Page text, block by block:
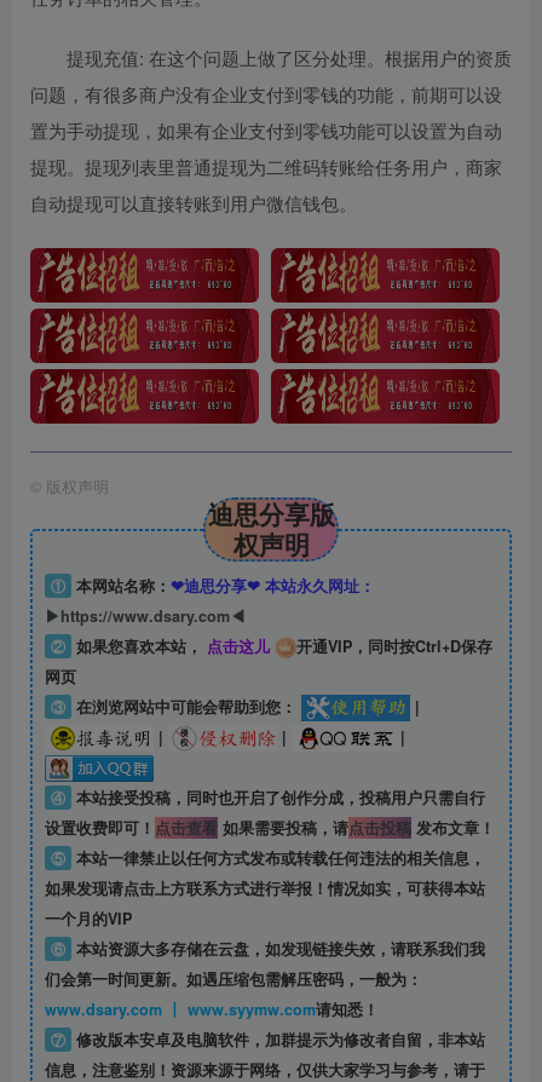
提现充值: 在这个问题上做了区分处理。根据用户的资质
问题，有很多商户没有企业支付到零钱的功能，前期可以设
置为手动提现，如果有企业支付到零钱功能可以设置为自动
提现。提现列表里普通提现为二维码转账给任务用户，商家
自动提现可以直接转账到用户微信钱包。
© 版权声明
迪思分享版
权声明
① 本网站名称： ❤迪思分享❤ 本站永久网址：
▶https://www.dsary.com◀
② 如果您喜欢本站， 点击这儿
开通VIP，同时按Ctrl+D保存
网页
③ 在浏览网站中可能会帮助到您：
|
|
| |
④ 本站接受投稿，同时也开启了创作分成，投稿用户只需自行
设置收费即可！ 点击查看如果需要投稿，请点击投稿发布文章！
⑤ 本站一律禁止以任何方式发布或转载任何违法的相关信息，
如果发现请点击上方联系方式进行举报！情况如实，可获得本站
一个月的VIP
⑥ 本站资源大多存储在云盘，如发现链接失效，请联系我们我
们会第一时间更新。如遇压缩包需解压密码，一般为：
www.dsary.com 丨 www.syymw.com请知悉！
⑦ 修改版本安卓及电脑软件，加群提示为修改者自留， 非本站
信息，注意鉴别！资源来源于网络，仅供大家学习与参考，请于